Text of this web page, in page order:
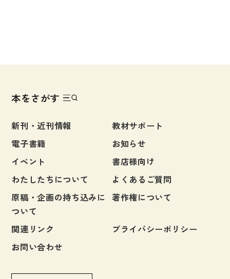
日本語学習辞典
漢字字典（辞典）
英語辞典
韓国語辞典
スペイン語辞典
中国語辞典
ドイツ語辞典
ポルトガル語辞典
ロシア語辞典
各国語辞典
本をさがす
新刊・近刊情報
教材サポート
電子書籍
お知らせ
イベント
書店様向け
わたしたちについて
よくあるご質問
原稿・企画の持ち込みに
ついて
著作権について
関連リンク
プライバシーポリシー
お問い合わせ